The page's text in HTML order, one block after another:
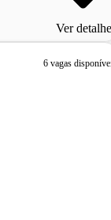
Ver
6 vagas